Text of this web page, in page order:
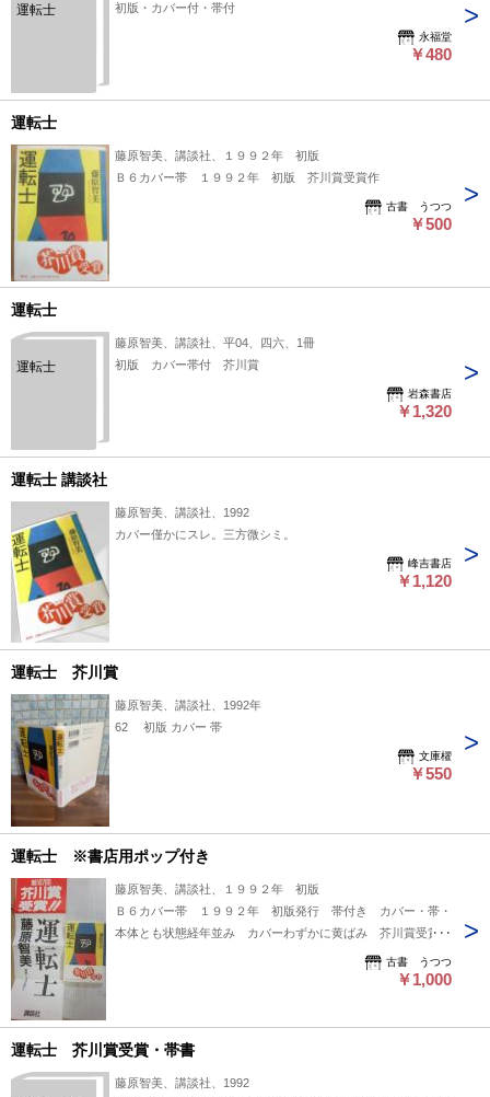
運転士
初版・カバー付・帯付
永福堂
￥480
運転士
藤原智美、講談社、１９９２年 初版
Ｂ６カバー帯 １９９２年 初版 芥川賞受賞作
古書 うつつ
￥500
運転士
運転士
藤原智美、講談社、平04、四六、1冊
初版 カバー帯付 芥川賞
岩森書店
￥1,320
運転士 講談社
藤原智美、講談社、1992
カバー僅かにスレ。三方微シミ。
峰吉書店
￥1,120
運転士 芥川賞
藤原智美、講談社、1992年
62 初版 カバー 帯
文庫櫂
￥550
運転士 ※書店用ポップ付き
藤原智美、講談社、１９９２年 初版
Ｂ６カバー帯 １９９２年 初版発行 帯付き カバー・帯・
本体とも状態経年並み カバーわずかに黄ばみ 芥川賞受賞
作 書店用ポップ付き 古書店値札はがし跡なし
古書 うつつ
￥1,000
運転士 芥川賞受賞・帯書
藤原智美、講談社、1992